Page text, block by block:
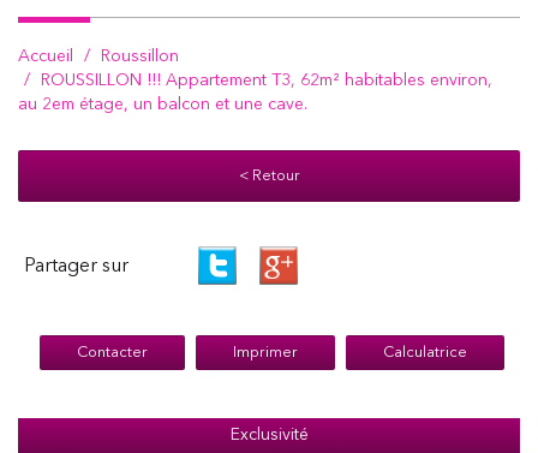
Accueil
Roussillon
ROUSSILLON !!! Appartement T3, 62m² habitables environ,
au 2em étage, un balcon et une cave.
< Retour
Partager sur
Contacter Imprimer Calculatrice
Exclusivité